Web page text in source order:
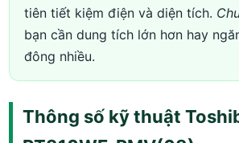
tiên tiết kiệm điện và diện tích.
bạn cần dung tích lớn hơn hay
đông nhiều.
Thông số kỹ thuật